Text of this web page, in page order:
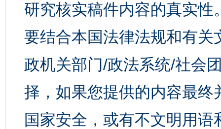
研究核实稿件内容的真实
要结合本国法律法规和有关
政机关部门/政法系统/社会
择，如果您提供的内容最
国家安全，或有不文明用